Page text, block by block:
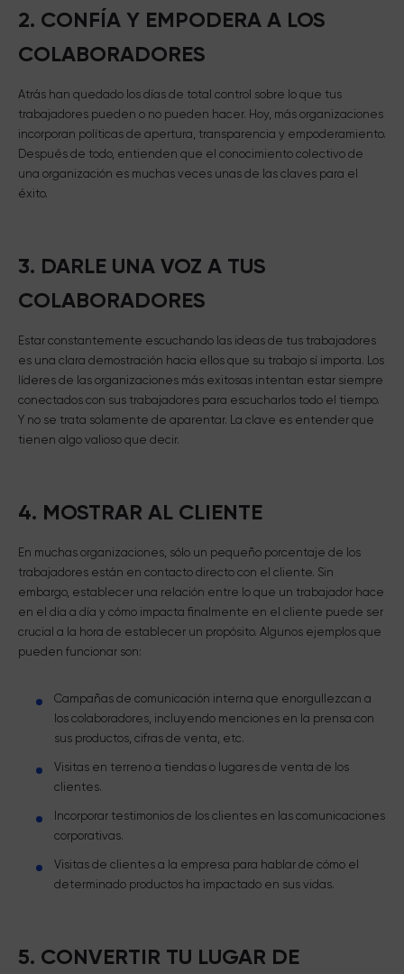
2. CONFÍA Y EMPODERA A LOS
COLABORADORES
Atrás han quedado los días de total control sobre lo que tus
trabajadores pueden o no pueden hacer. Hoy, más organizaciones
incorporan políticas de apertura, transparencia y empoderamiento.
Después de todo, entienden que el conocimiento colectivo de
una organización es muchas veces unas de las claves para el
éxito.
3. DARLE UNA VOZ A TUS
COLABORADORES
Estar constantemente escuchando las ideas de tus trabajadores
es una clara demostración hacia ellos que su trabajo sí importa. Los
líderes de las organizaciones más exitosas intentan estar siempre
conectados con sus trabajadores para escucharlos todo el tiempo.
Y no se trata solamente de aparentar. La clave es entender que
tienen algo valioso que decir.
4. MOSTRAR AL CLIENTE
En muchas organizaciones, sólo un pequeño porcentaje de los
trabajadores están en contacto directo con el cliente. Sin
embargo, establecer una relación entre lo que un trabajador hace
en el día a día y cómo impacta finalmente en el cliente puede ser
crucial a la hora de establecer un propósito. Algunos ejemplos que
pueden funcionar son:
Campañas de comunicación interna que enorgullezcan a
los colaboradores, incluyendo menciones en la prensa con
sus productos, cifras de venta, etc.
Visitas en terreno a tiendas o lugares de venta de los
clientes.
Incorporar testimonios de los clientes en las comunicaciones
corporativas.
Visitas de clientes a la empresa para hablar de cómo el
determinado productos ha impactado en sus vidas.
5. CONVERTIR TU LUGAR DE